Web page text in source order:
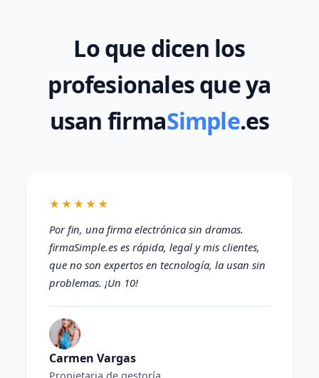
Lo que dicen los
profesionales que ya
usan firmaSimple.es
★★★★★
Por fin, una firma electrónica sin dramas.
firmaSimple.es es rápida, legal y mis clientes,
que no son expertos en tecnología, la usan sin
problemas. ¡Un 10!
Carmen Vargas